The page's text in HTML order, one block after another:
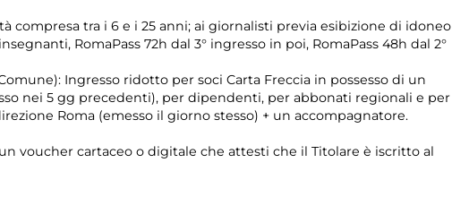
compresa tra i 6 e i 25 anni; ai giornalisti previa esibizione di idoneo
RomaPass 72h dal 3° ingresso in poi, RomaPass 48h dal 2°
Ingresso ridotto per soci Carta Freccia in possesso di un
nei 5 gg precedenti), per dipendenti, per abbonati regionali e per
Roma (emesso il giorno stesso) + un accompagnatore.
voucher cartaceo o digitale che attesti che il Titolare è iscritto al